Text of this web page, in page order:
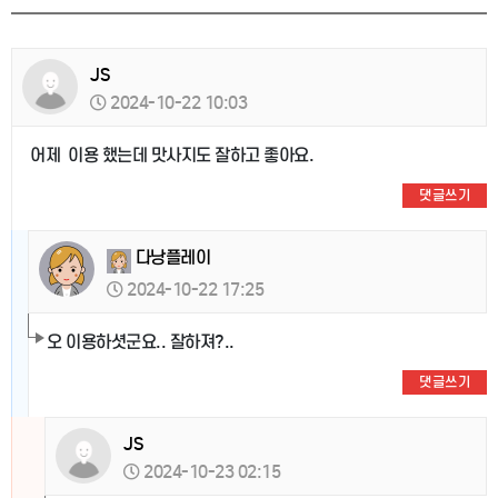
JS
2024-10-22 10:03
어제 이용 했는데 맛사지도 잘하고 좋아요.
댓글쓰기
다낭플레이
2024-10-22 17:25
오 이용하셧군요.. 잘하져?..
댓글쓰기
JS
2024-10-23 02:15